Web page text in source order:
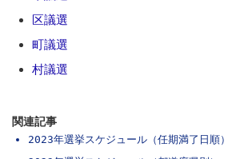
区議選
町議選
村議選
関連記事
2023年選挙スケジュール（任期満了日順）